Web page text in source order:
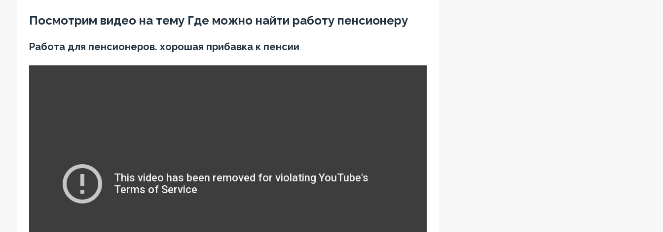
Посмотрим видео на тему Где можно найти работу пенсионеру
Работа для пенсионеров. хорошая прибавка к пенсии